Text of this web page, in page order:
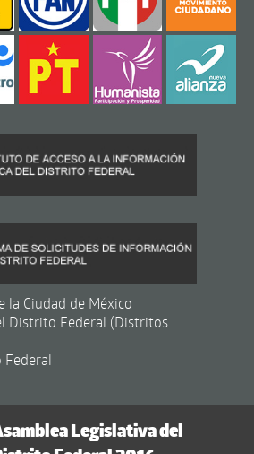
Ciudad de México
Distrito Federal (Distritos
Legislativa del